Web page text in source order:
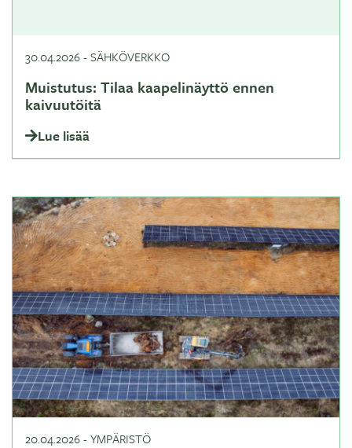
30.04.2026-SÄHKÖVERKKO
Muistutus: Tilaa kaapelinäyttö ennen
kaivuutöitä
Lue lisää
20.04.2026-YMPÄRISTÖ